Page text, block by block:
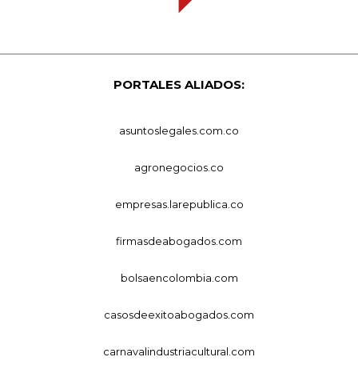
PORTALES ALIADOS:
asuntoslegales.com.co
agronegocios.co
empresas.larepublica.co
firmasdeabogados.com
bolsaencolombia.com
casosdeexitoabogados.com
carnavalindustriacultural.com